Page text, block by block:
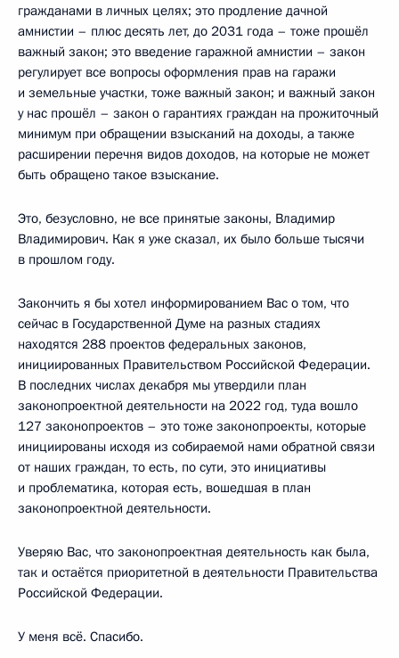
гражданами в личных целях; это продление дачной
амнистии – плюс десять лет, до 2031 года – тоже прошёл
важный закон; это введение гаражной амнистии – закон
регулирует все вопросы оформления прав на гаражи
и земельные участки, тоже важный закон; и важный закон
у нас прошёл – закон о гарантиях граждан на прожиточный
минимум при обращении взысканий на доходы, а также
расширении перечня видов доходов, на которые не может
быть обращено такое взыскание.
Это, безусловно, не все принятые законы, Владимир
Владимирович. Как я уже сказал, их было больше тысячи
в прошлом году.
Закончить я бы хотел информированием Вас о том, что
сейчас в Государственной Думе на разных стадиях
находятся 288 проектов федеральных законов,
инициированных Правительством Российской Федерации.
В последних числах декабря мы утвердили план
законопроектной деятельности на 2022 год, туда вошло
127 законопроектов – это тоже законопроекты, которые
инициированы исходя из собираемой нами обратной связи
от наших граждан, то есть, по сути, это инициативы
и проблематика, которая есть, вошедшая в план
законопроектной деятельности.
Уверяю Вас, что законопроектная деятельность как была,
так и остаётся приоритетной в деятельности Правительства
Российской Федерации.
У меня всё. Спасибо.